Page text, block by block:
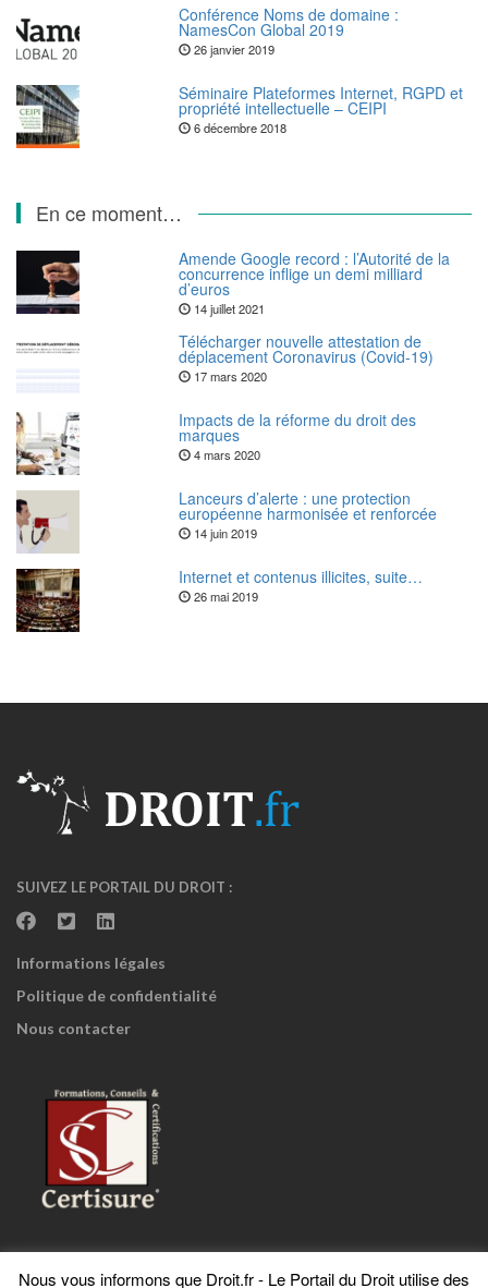
Conférence Noms de domaine :
NamesCon Global 2019
26 janvier 2019
Séminaire Plateformes Internet, RGPD et
propriété intellectuelle – CEIPI
6 décembre 2018
En ce moment…
Amende Google record : l’Autorité de la
concurrence inflige un demi milliard
d’euros
14 juillet 2021
Télécharger nouvelle attestation de
déplacement Coronavirus (Covid-19)
17 mars 2020
Impacts de la réforme du droit des
marques
4 mars 2020
Lanceurs d’alerte : une protection
européenne harmonisée et renforcée
14 juin 2019
Internet et contenus illicites, suite…
26 mai 2019
SUIVEZ LE PORTAIL DU DROIT :
Informations légales
Politique de confidentialité
Nous contacter
Nous vous informons que Droit.fr - Le Portail du Droit utilise des